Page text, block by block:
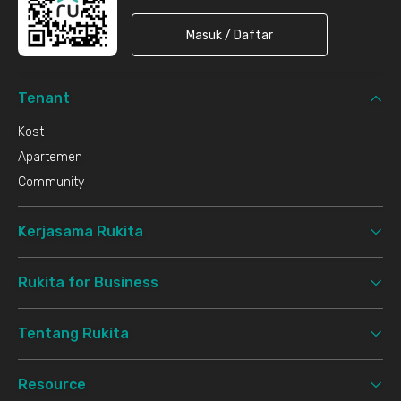
Masuk / Daftar
Tenant
Kost
Apartemen
Community
Kerjasama Rukita
Rukita for Business
Tentang Rukita
Resource